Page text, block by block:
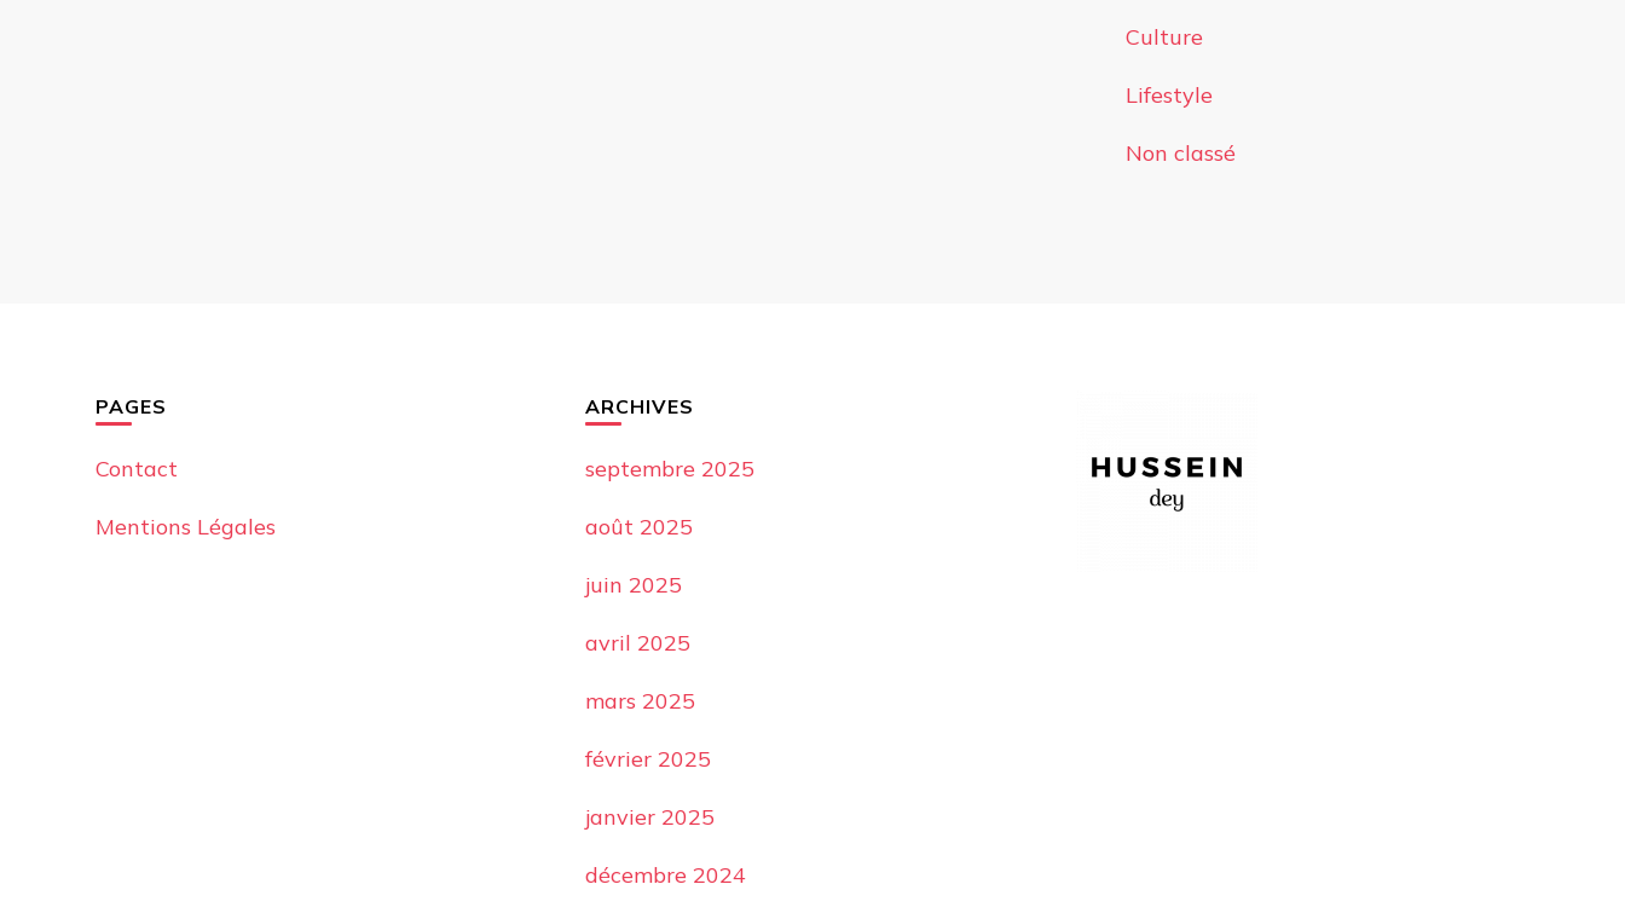
Culture
Lifestyle
Non classé
PAGES
Contact
Mentions Légales
ARCHIVES
septembre 2025
août 2025
juin 2025
avril 2025
mars 2025
février 2025
janvier 2025
décembre 2024